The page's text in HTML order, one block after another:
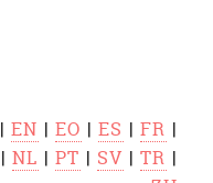
|EN |EO |ES |FR |
|NL |PT | SV |TR |